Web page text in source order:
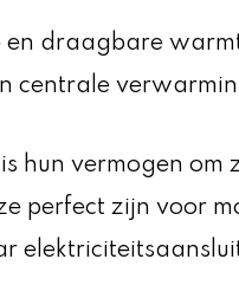
en draagbare
centrale
hun vermogen om
perfect zijn voor